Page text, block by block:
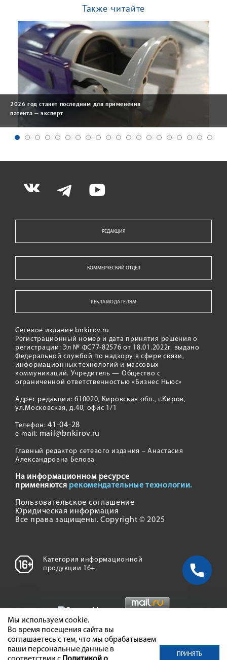
Также читайте
2026 год станет последним для применения
патента — эксперт
РЕДАКЦИЯ
КОММЕРЧЕСКИЙ ОТДЕЛ
РЕКЛАМОДАТЕЛЯМ
Сетевое издание bnkirov.ru
Регистрационный номер и дата принятия решения о
регистрации: Эл № ФС77-82576 от 18.01.2022г. выдано
Федеральной службой по надзору в сфере связи,
информационных технологий и массовых
коммуникаций. Учредитель — Общество с
ограниченной ответственностью «Бизнес Ньюс»
Адрес редакции: 610020, Кировская обл., г.Киров,
ул.Московская, д.40, офис 1/1
Телефон:41-04-28
e-mail: mail@bnkirov.ru
Главный редактор сетевого издания – Анастасия
Александровна Белова
На информационном ресурсе
применяются рекомендательные технологии.
Пользовательское соглашение
Юридическая информация
Все права защищены. Copyright © 2025
Категория информационной
продукции 16+.
Мы используем cookie.
Во время посещения сайта вы
соглашаетесь с тем, что мы обрабатываем
ваши персональные данные в
ПРИНЯТЬ